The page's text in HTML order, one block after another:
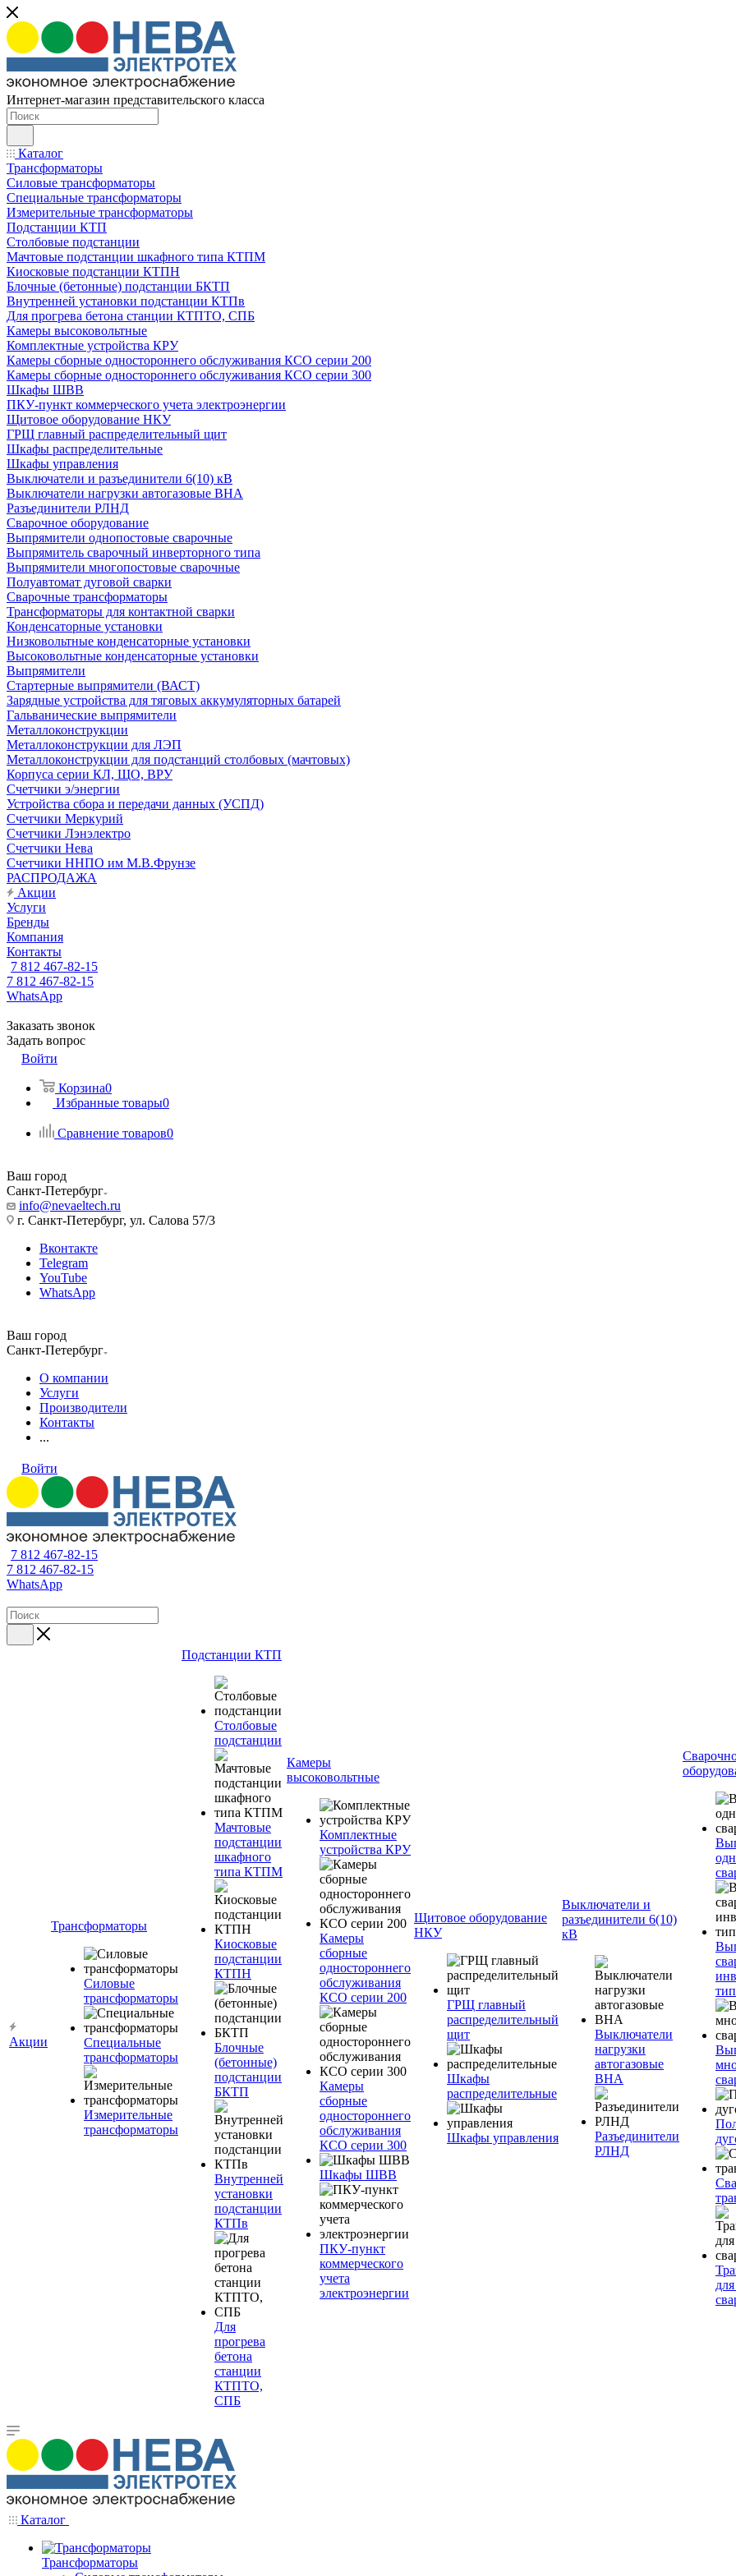
Интернет-магазин представительского класса
Каталог
Трансформаторы
Силовые трансформаторы
Специальные трансформаторы
Измерительные трансформаторы
Подстанции КТП
Столбовые подстанции
Мачтовые подстанции шкафного типа КТПМ
Киосковые подстанции КТПН
Блочные (бетонные) подстанции БКТП
Внутренней установки подстанции КТПв
Для прогрева бетона станции КТПТО, СПБ
Камеры высоковольтные
Комплектные устройства КРУ
Камеры сборные одностороннего обслуживания КСО серии 200
Камеры сборные одностороннего обслуживания КСО серии 300
Шкафы ШВВ
ПКУ-пункт коммерческого учета электроэнергии
Щитовое оборудование НКУ
ГРЩ главный распределительный щит
Шкафы распределительные
Шкафы управления
Выключатели и разъединители 6(10) кВ
Выключатели нагрузки автогазовые ВНА
Разъединители РЛНД
Сварочное оборудование
Выпрямители однопостовые сварочные
Выпрямитель сварочный инверторного типа
Выпрямители многопостовые сварочные
Полуавтомат дуговой сварки
Сварочные трансформаторы
Трансформаторы для контактной сварки
Конденсаторные установки
Низковольтные конденсаторные установки
Высоковольтные конденсаторные установки
Выпрямители
Стартерные выпрямители (ВАСТ)
Зарядные устройства для тяговых аккумуляторных батарей
Гальванические выпрямители
Металлоконструкции
Металлоконструкции для ЛЭП
Металлоконструкции для подстанций столбовых (мачтовых)
Корпуса серии КЛ, ЩО, ВРУ
Счетчики э/энергии
Устройства сбора и передачи данных (УСПД)
Счетчики Меркурий
Счетчики Лэнэлектро
Счетчики Нева
Счетчики ННПО им М.В.Фрунзе
РАСПРОДАЖА
Акции
Услуги
Бренды
Компания
Контакты
7 812 467-82-15
7 812 467-82-15
WhatsApp
Заказать звонок
Задать вопрос
Войти
Корзина0
Избранные товары0
Сравнение товаров0
Ваш город
Санкт-Петербург
info@nevaeltech.ru
г. Санкт-Петербург, ул. Салова 57/3
Вконтакте
Telegram
YouTube
WhatsApp
Ваш город
Санкт-Петербург
О компании
Услуги
Производители
Контакты
...
Войти
7 812 467-82-15
7 812 467-82-15
WhatsApp
Акции
Трансформаторы
Силовые
трансформаторы
Специальные
трансформаторы
Измерительные
трансформаторы
Подстанции КТП
Столбовые
подстанции
Мачтовые
подстанции
шкафного
типа КТПМ
Киосковые
подстанции
КТПН
Блочные
(бетонные)
подстанции
БКТП
Внутренней
установки
подстанции
КТПв
Для
прогрева
бетона
станции
КТПТО,
СПБ
Камеры
высоковольтные
Комплектные
устройства КРУ
Камеры
сборные
одностороннего
обслуживания
КСО серии 200
Камеры
сборные
одностороннего
обслуживания
КСО серии 300
Шкафы ШВВ
ПКУ-пункт
коммерческого
учета
электроэнергии
Щитовое оборудование
НКУ
ГРЩ главный
распределительный
щит
Шкафы
распределительные
Шкафы управления
Выключатели и
разъединители 6(10)
кВ
Выключатели
нагрузки
автогазовые
ВНА
Разъединители
РЛНД
Каталог
Трансформаторы